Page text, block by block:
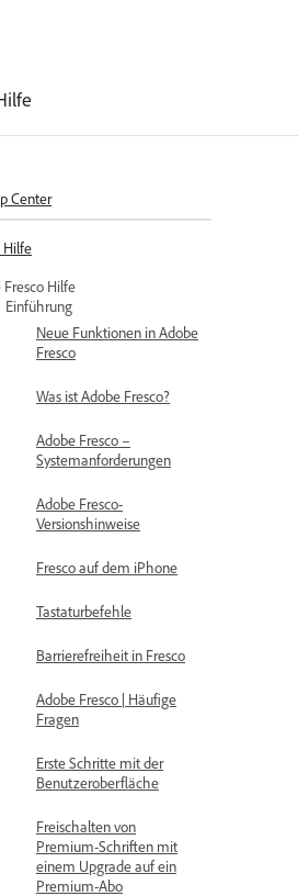
Center
Hilfe
Fresco Hilfe
Einführung
Neue Funktionen in Adobe
Fresco
Was ist Adobe Fresco?
Adobe Fresco –
Systemanforderungen
Adobe Fresco-
Versionshinweise
Fresco auf dem iPhone
Tastaturbefehle
Barrierefreiheit in Fresco
Adobe Fresco | Häufige
Fragen
Erste Schritte mit der
Benutzeroberfläche
Freischalten von
Premium-Schriften mit
einem Upgrade auf ein
Premium-Abo